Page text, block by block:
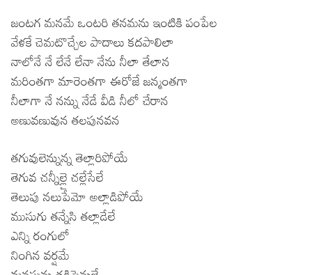
జంటగ మనమే ఒంటరి తనమను ఇంటికి పంపేల
వేళకే చెమటొచ్చేల పాదాలు కదపాలిలా
నాలోనే నే లేనే లేనా నేను నీలా తేలాన
మరింతగా మారెంతగా ఈరోజే జన్మంతగా
నీలాగా నే నన్ను నేడే వీడి నీలో చేరాన
అణువణువున తలపునవన
తగువులెన్నున్న తెల్లారిపోయే
తెగువ చన్నీల్లై చల్లేసేలే
తెలుపు నలుపేమో అల్లాడిపోయే
ముసుగు తన్నేసి తల్లాడేలే
ఎన్ని రంగులో
నింగిన వర్షమే